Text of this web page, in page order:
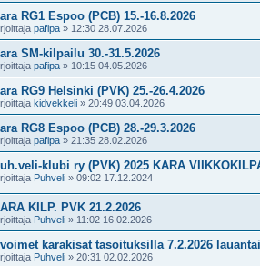
RG1 Espoo (PCB) 15.-16.8.2026
pafipa » 12:30 28.07.2026
SM-kilpailu 30.-31.5.2026
pafipa » 10:15 04.05.2026
RG9 Helsinki (PVK) 25.-26.4.2026
kidvekkeli » 20:49 03.04.2026
RG8 Espoo (PCB) 28.-29.3.2026
pafipa » 21:35 28.02.2026
klubi ry (PVK) 2025 KARA
Puhveli » 09:02 17.12.2024
KILP. PVK 21.2.2026
Puhveli » 11:02 16.02.2026
karakisat tasoituksilla 7.2.2026
Puhveli » 20:31 02.02.2026